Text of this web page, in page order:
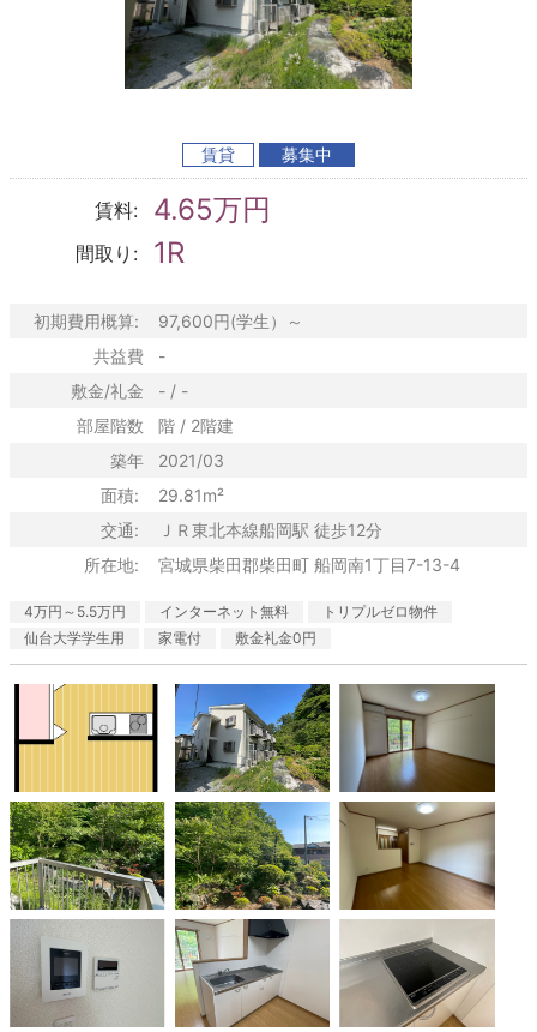
賃貸 募集中
賃料: 4.65万円
間取り: 1R
初期費用概算:
97,600円(学生）～
共益費
-
敷金/礼金
- / -
部屋階数
階 / 2階建
築年
2021/03
面積:
29.81m²
交通:
ＪＲ東北本線船岡駅 徒歩12分
所在地:
宮城県柴田郡柴田町 船岡南1丁目7-13-4
4万円～5.5万円 インターネット無料
トリプルゼロ物件
仙台大学学生用
家電付 敷金礼金0円